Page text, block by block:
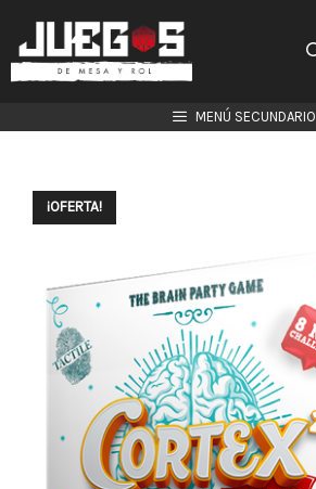
contenido
MENÚ SECUNDARIO
¡OFERTA!